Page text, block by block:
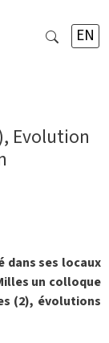
EN
Evolution
dans ses locaux
un colloque
(2), évolutions